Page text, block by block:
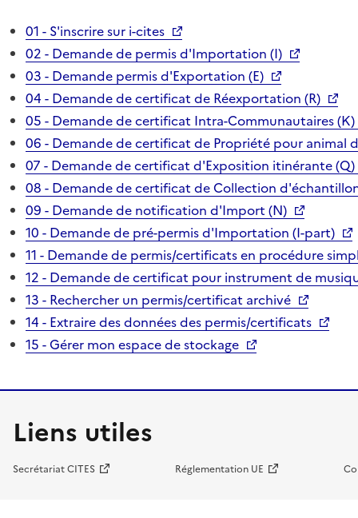
01 - S'inscrire sur i-cites
02 - Demande de permis d'Importation (I)
03 - Demande permis d'Exportation (E)
04 - Demande de certificat de Réexportation (R)
05 - Demande de certificat Intra-Communautaires (K)
06 - Demande de certificat de Propriété pour animal
07 - Demande de certificat d'Exposition itinérante (Q)
08 - Demande de certificat de Collection
09 - Demande de notification d'Import (N)
10 - Demande de pré-permis d'Importation (I-part)
11 - Demande de permis/certificats en procédure
12 - Demande de certificat pour instrument de
13 - Rechercher un permis/certificat archivé
14 - Extraire des données des permis/certificats
15 - Gérer mon espace de stockage
Liens utiles
Secrétariat CITES Réglementation UE